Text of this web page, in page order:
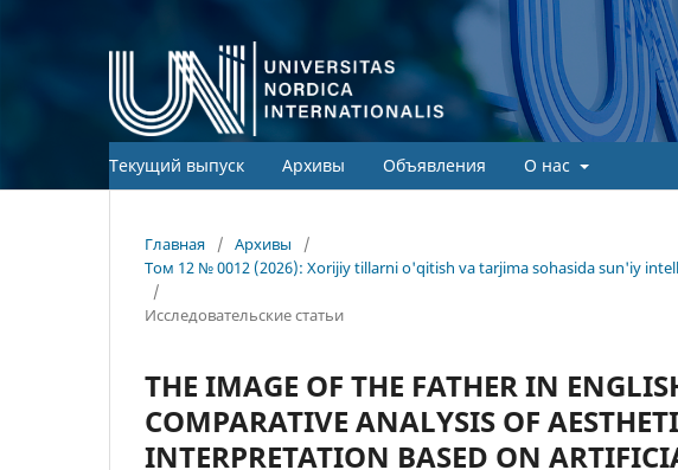
Текущий выпуск Архивы Объявления О нас
Главная / Архивы
/
Том 12 № 0012 (2026): Xorijiy tillarni o'qitish va tarjima sohasida sun'iy
/
Исследовательские статьи
THE IMAGE OF THE FATHER IN
COMPARATIVE ANALYSIS OF
INTERPRETATION BASED ON